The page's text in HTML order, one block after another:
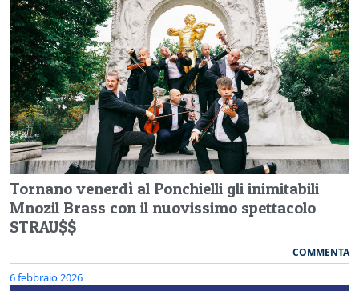
Tornano venerdì al Ponchielli gli inimitabili
Mnozil Brass con il nuovissimo spettacolo
STRAU$$
COMMENTA
6 febbraio 2026